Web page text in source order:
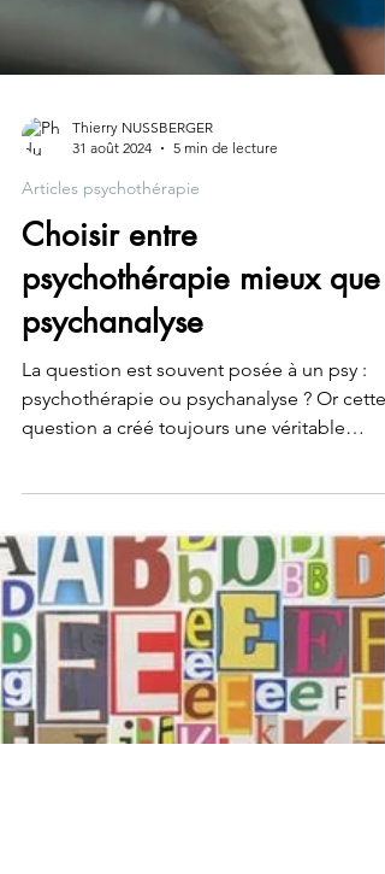
Thierry NUSSBERGER
31 août 2024
5 min de lecture
Articles psychothérapie
Choisir entre
psychothérapie mieux que
psychanalyse
question a créé toujours une véritable
polémique.